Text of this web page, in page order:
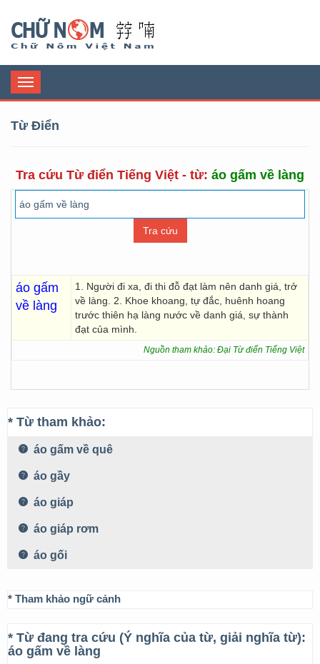
Toggle
navigation
Từ Điển
Tra cứu Từ điển Tiếng Việt - từ: áo gấm về làng
áo gấm
về làng
1. Người đi xa, đi thi đỗ đạt làm nên danh giá, trở
về làng. 2. Khoe khoang, tự đắc, huênh hoang
trước thiên hạ làng nước về danh giá, sự thành
đạt của mình.
Nguồn tham khảo: Đại Từ điển Tiếng Việt
* Từ tham khảo:
áo gấm về quê
áo gầy
áo giáp
áo giáp rơm
áo gối
* Tham khảo ngữ cảnh
* Từ đang tra cứu (Ý nghĩa của từ, giải nghĩa từ):
áo gấm về làng